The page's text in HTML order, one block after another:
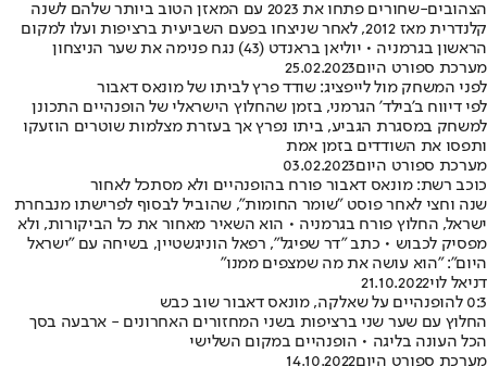
הצהובים-שחורים פתחו את 2023 עם המאזן הטוב ביותר שלהם לשנה
קלנדרית מאז 2012, לאחר שניצחו בפעם השביעית ברציפות ועלו למקום
הראשון בגרמניה • יוליאן בראנדט (43) נגח פנימה את שער הניצחון
מערכת ספורט היום25.02.2023
לפני המשחק מול לייפציג: שודד פרץ לביתו של מונאס דאבור
לפי דיווח ב'בילד' הגרמני, בזמן שהחלוץ הישראלי של הופנהיים התכונן
למשחק במסגרת הגביע, ביתו נפרץ אך בעזרת מצלמות שוטרים הוזעקו
ותפסו את השודדים בזמן אמת
מערכת ספורט היום03.02.2023
כוכב רשת: מונאס דאבור פורח בהופנהיים ולא מסתכל לאחור
שנה וחצי לאחר פוסט "שומר החומות", שהוביל לבסוף לפרישתו מנבחרת
ישראל, החלוץ פורח בגרמניה • הוא השאיר מאחור את כל הביקורות, ולא
מפסיק לכבוש • כתב "דר שפיגל", רפאל הוניגשטיין, בשיחה עם "ישראל
היום": "הוא עושה את מה שמצפים ממנו"
דניאל לוי21.10.2022
0:3 להופנהיים על שאלקה, מונאס דאבור שוב כבש
החלוץ עם שער שני ברציפות בשני המחזורים האחרונים - ארבעה בסך
הכל העונה בליגה • הופנהיים במקום השלישי
מערכת ספורט היום14.10.2022